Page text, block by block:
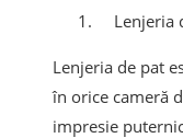
Lenjeria
Lenjeria de pat
în orice cameră
impresie